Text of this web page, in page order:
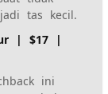
tas kecil.
| $17 |
ini